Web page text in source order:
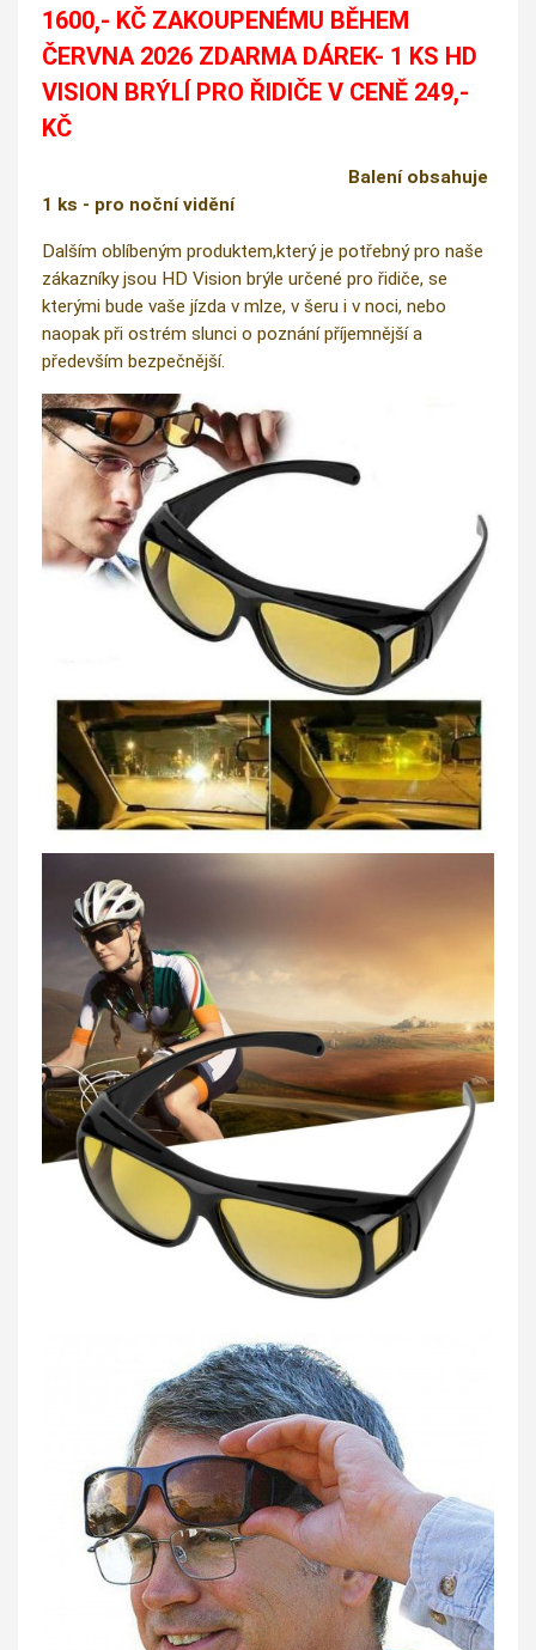
1600,- KČ ZAKOUPENÉMU BĚHEM
ČERVNA 2026 ZDARMA DÁREK- 1 KS HD
VISION BRÝLÍ PRO ŘIDIČE V CENĚ 249,-
KČ
Balení obsahuje
1 ks - pro noční vidění
Dalším oblíbeným produktem,který je potřebný pro naše
zákazníky jsou HD Vision brýle určené pro řidiče, se
kterými bude vaše jízda v mlze, v šeru i v noci, nebo
naopak při ostrém slunci o poznání příjemnější a
především bezpečnější.